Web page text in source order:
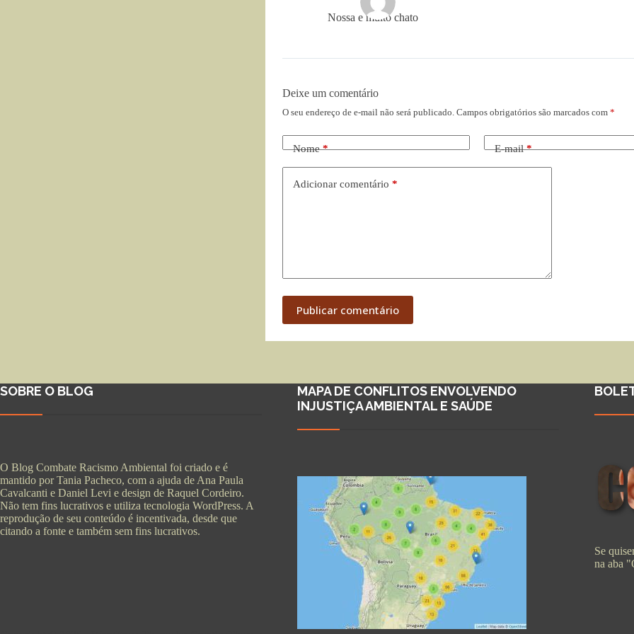
Nossa e muito chato
Deixe um comentário
O seu endereço de e-mail não será publicado. Campos obrigatórios são marcados com *
Nome* E-mail*
Adicionar comentário *
Publicar comentário
SOBRE O BLOG
O Blog Combate Racismo Ambiental foi criado e é
mantido por Tania Pacheco, com a ajuda de Ana Paula
Cavalcanti e Daniel Levi e design de Raquel Cordeiro.
Não tem fins lucrativos e utiliza tecnologia WordPress. A
reprodução de seu conteúdo é incentivada, desde que
citando a fonte e também sem fins lucrativos.
MAPA DE CONFLITOS ENVOLVENDO
INJUSTIÇA AMBIENTAL E SAÚDE
Se
na aba